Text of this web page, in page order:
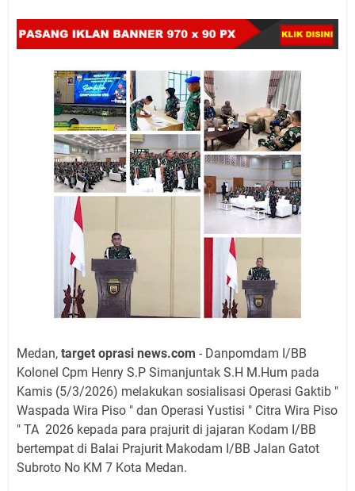
Medan, target oprasi news.com - Danpomdam I/BB
Kolonel Cpm Henry S.P Simanjuntak S.H M.Hum pada
Kamis (5/3/2026) melakukan sosialisasi Operasi Gaktib "
Waspada Wira Piso " dan Operasi Yustisi " Citra Wira Piso
" TA 2026 kepada para prajurit di jajaran Kodam I/BB
bertempat di Balai Prajurit Makodam I/BB Jalan Gatot
Subroto No KM 7 Kota Medan.